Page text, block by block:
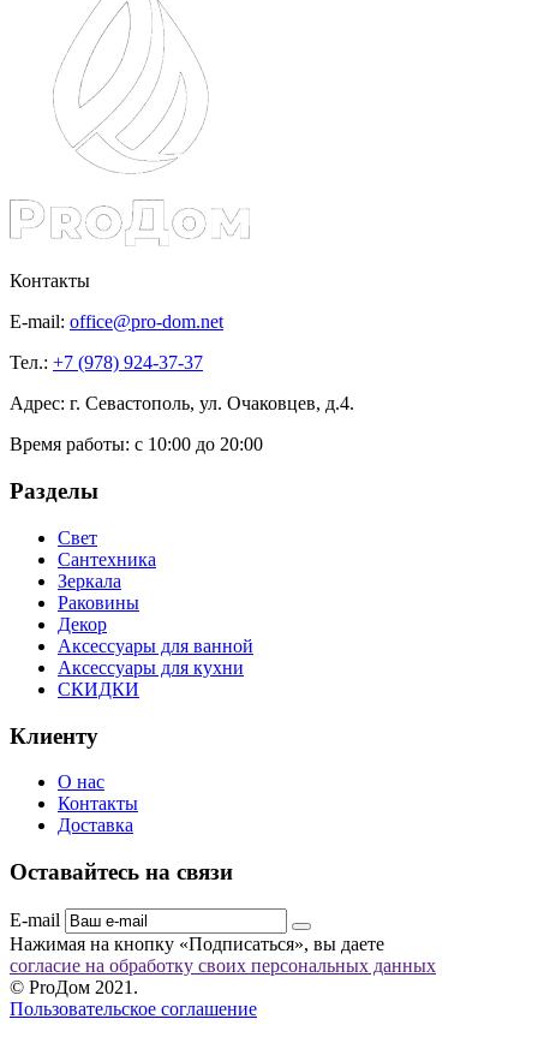
Контакты
E-mail: office@pro-dom.net
Тел.: +7 (978) 924-37-37
Адрес: г. Севастополь, ул. Очаковцев, д.4.
Время работы: с 10:00 до 20:00
Разделы
Свет
Сантехника
Зеркала
Раковины
Декор
Аксессуары для ванной
Аксессуары для кухни
СКИДКИ
Клиенту
О нас
Контакты
Доставка
Оставайтесь на связи
E-mail
Нажимая на кнопку «Подписаться», вы даете
согласие на обработку своих персональных данных
© ProДом 2021.
Пользовательское соглашение